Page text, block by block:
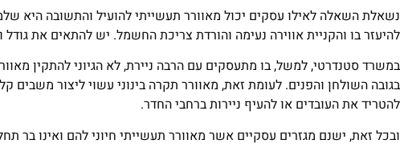
נשאלת השאלה לאילו עסקים יכול מאוורר תעשייתי להועיל והתשובה היא
להיעזר בו והקניית אווירה נעימה והורדת צריכת החשמל. יש להתאים את
במשרד סטנדרטי, למשל, בו מתעסקים עם הרבה ניירת, לא הגיוני להתקין
בגובה השולחן והפנים. לעומת זאת, מאוורר תקרה בינוני עשוי ליצור משבים
להטריד את העובדים או להעיף ניירות ברחבי החדר.
ובכל זאת, ישנם מגזרים עסקיים אשר מאוורר תעשייתי חיוני להם ואינו בר